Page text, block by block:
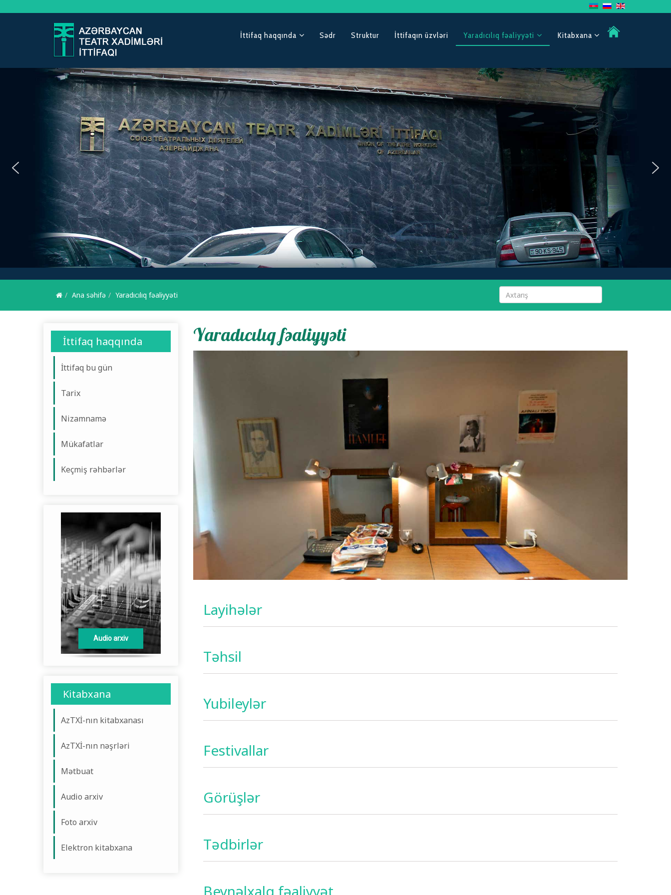
İttifaq haqqında Sədr Struktur İttifaqın üzvləri Yaradıcılıq fəaliyyəti Kitabxana
Ana səhifə Yaradıcılıq fəaliyyəti
İttifaq haqqında
İttifaq bu gün
Tarix
Nizamnamə
Mükafatlar
Keçmiş rəhbərlər
Audio arxiv
Kitabxana
AzTXİ-nın kitabxanası
AzTXİ-nın nəşrləri
Mətbuat
Audio arxiv
Foto arxiv
Elektron kitabxana
Yaradıcılıq fəaliyyəti
Layihələr
Təhsil
Yubileylər
Festivallar
Görüşlər
Tədbirlər
Beynəlxalq fəaliyyət